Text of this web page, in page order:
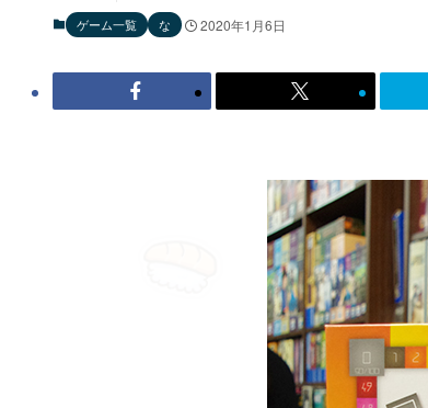
ゲーム一覧 な 2020年1月6日